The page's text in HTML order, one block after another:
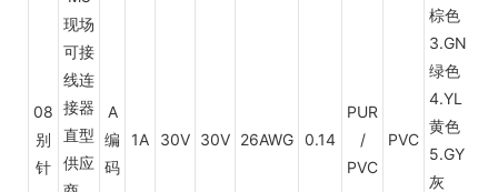
08
别
针
A
编
码
1A 30V 30V 26AWG 0.14
PUR
/
PVC
PVC
棕色
3.GN
绿色
4.YL
黄色
5.GY
灰